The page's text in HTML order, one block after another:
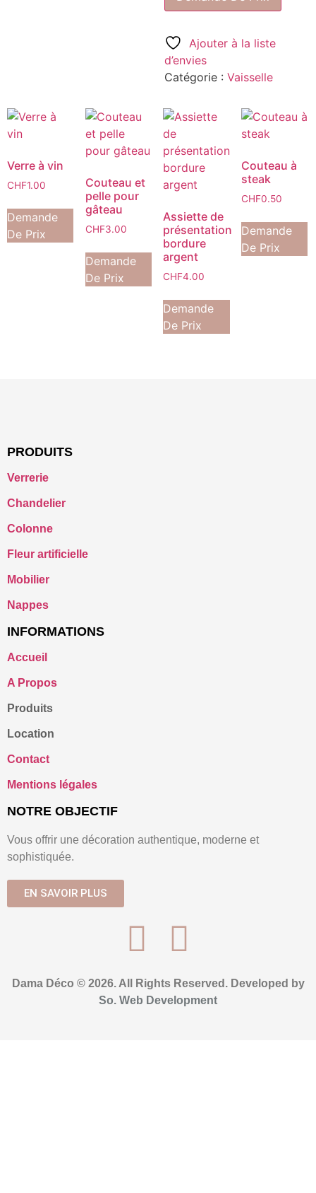
Ajouter à la liste
d’envies
Catégorie : Vaisselle
Verre à vin
CHF1.00
Demande
De Prix
Couteau et
pelle pour
gâteau
CHF3.00
Demande
De Prix
Assiette de
présentation
bordure
argent
CHF4.00
Demande
De Prix
Couteau à
steak
CHF0.50
Demande
De Prix
PRODUITS
Verrerie
Chandelier
Colonne
Fleur artificielle
Mobilier
Nappes
INFORMATIONS
Accueil
A Propos
Produits
Location
Contact
Mentions légales
NOTRE OBJECTIF
Vous offrir une décoration authentique, moderne et
sophistiquée.
EN SAVOIR PLUS
Dama Déco © 2026. All Rights Reserved. Developed by
So. Web Development